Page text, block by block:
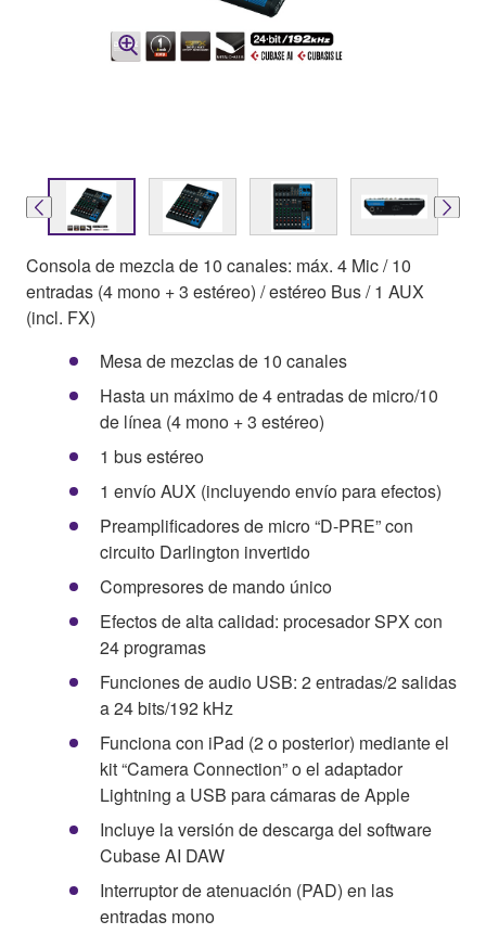
Consola de mezcla de 10 canales: máx. 4 Mic / 10
entradas (4 mono + 3 estéreo) / estéreo Bus / 1 AUX
(incl. FX)
Mesa de mezclas de 10 canales
Hasta un máximo de 4 entradas de micro/10
de línea (4 mono + 3 estéreo)
1 bus estéreo
1 envío AUX (incluyendo envío para efectos)
Preamplificadores de micro “D-PRE” con
circuito Darlington invertido
Compresores de mando único
Efectos de alta calidad: procesador SPX con
24 programas
Funciones de audio USB: 2 entradas/2 salidas
a 24 bits/192 kHz
Funciona con iPad (2 o posterior) mediante el
kit “Camera Connection” o el adaptador
Lightning a USB para cámaras de Apple
Incluye la versión de descarga del software
Cubase AI DAW
Interruptor de atenuación (PAD) en las
entradas mono